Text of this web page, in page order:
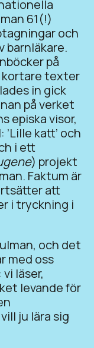
61(!)
och
barnläkare.
på
kortare texter
in gick
på verket
episka visor,
katt’ och
i ett
) projekt
Faktum är
att
i tryckning i
och det
med oss
läser,
levande för
ju lära sig